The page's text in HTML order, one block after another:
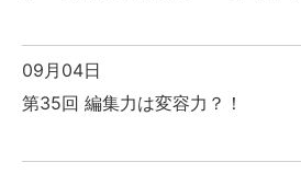
09月04日
第35回 編集力は変容力？！